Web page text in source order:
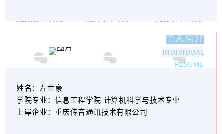
个人简介
INDIVIDUAL
RESUME
姓名： 左世豪
学院专业： 信息工程学院 计算机科学与技术专业
上岸企业： 重庆传音通讯技术有限公司